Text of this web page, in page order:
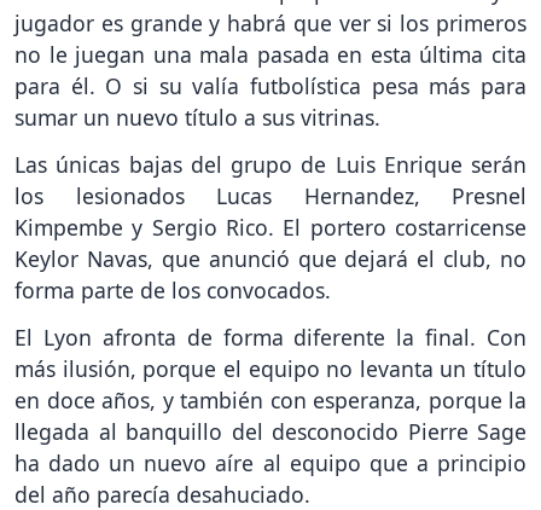
jugador es grande y habrá que ver si los primeros
no le juegan una mala pasada en esta última cita
para él. O si su valía futbolística pesa más para
sumar un nuevo título a sus vitrinas.
Las únicas bajas del grupo de Luis Enrique serán
los lesionados Lucas Hernandez, Presnel
Kimpembe y Sergio Rico. El portero costarricense
Keylor Navas, que anunció que dejará el club, no
forma parte de los convocados.
El Lyon afronta de forma diferente la final. Con
más ilusión, porque el equipo no levanta un título
en doce años, y también con esperanza, porque la
llegada al banquillo del desconocido Pierre Sage
ha dado un nuevo aíre al equipo que a principio
del año parecía desahuciado.